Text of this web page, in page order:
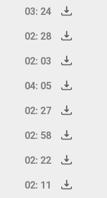
03: 24
02: 28
02: 03
04: 05
02: 27
02: 58
02: 22
02: 11